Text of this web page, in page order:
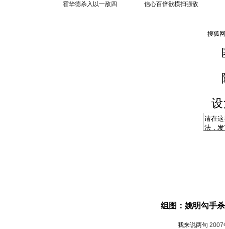
霍华德杀入以一敌四
信心百倍欲横扫强敌
组图：姚明勾手
我来说两句 2007